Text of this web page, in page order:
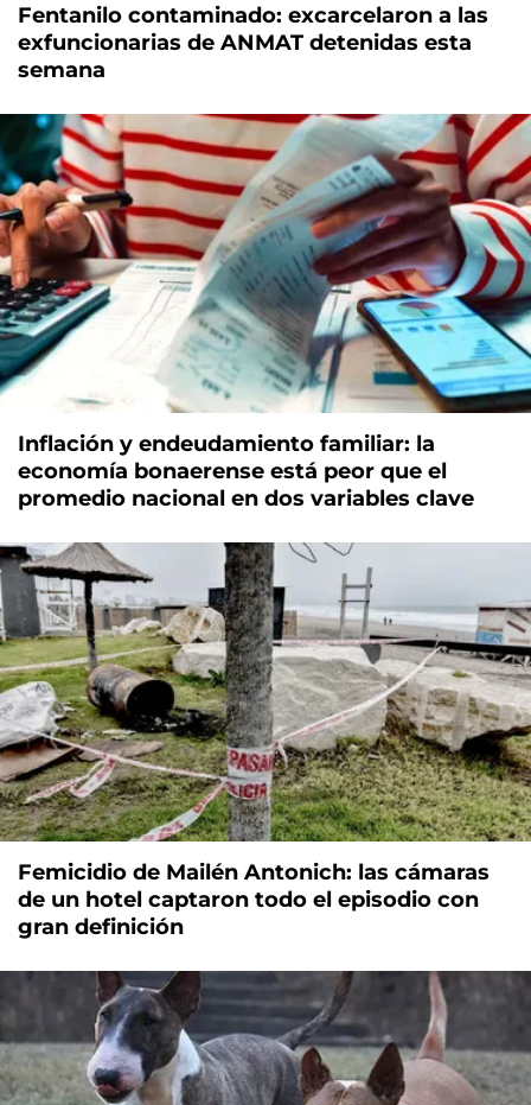
Fentanilo contaminado: excarcelaron a las
exfuncionarias de ANMAT detenidas esta
semana
Inflación y endeudamiento familiar: la
economía bonaerense está peor que el
promedio nacional en dos variables clave
Femicidio de Mailén Antonich: las cámaras
de un hotel captaron todo el episodio con
gran definición